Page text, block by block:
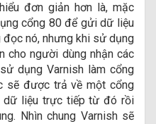
đơn giản hơn là, mặc
cổng 80 để gửi dữ liệu
nó, nhưng khi sử dụng
cho người dùng nhận các
dụng Varnish làm cổng
sẽ được trả về một cổng
dữ liệu trực tiếp từ đó rồi
Nhìn chung Varnish sẽ